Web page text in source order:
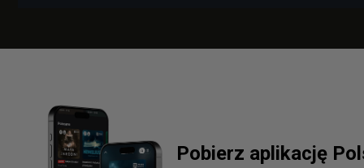
Pobierz aplikację